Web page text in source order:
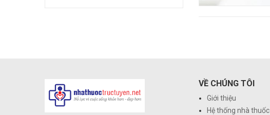
VỀ CHÚNG TÔI
Giới thiệu
Hệ thống nhà thuốc